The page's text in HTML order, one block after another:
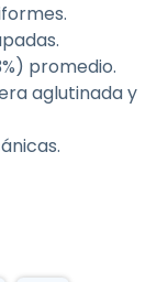
promedio.
aglutinada y